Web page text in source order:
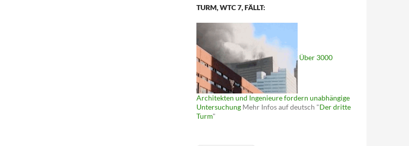
TURM, WTC 7, FÄLLT:
Über 3000
Architekten und Ingenieure fordern unabhängige
Untersuchung Mehr Infos auf deutsch "Der dritte
Turm"